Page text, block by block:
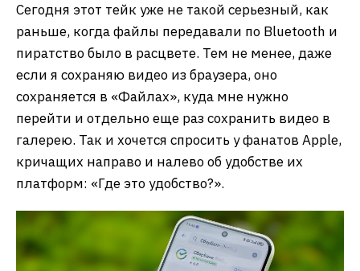
Сегодня этот тейк уже не такой серьезный, как
раньше, когда файлы передавали по Bluetooth и
пиратство было в расцвете. Тем не менее, даже
если я сохраняю видео из браузера, оно
сохраняется в «Файлах», куда мне нужно
перейти и отдельно еще раз сохранить видео в
галерею. Так и хочется спросить у фанатов Apple,
кричащих направо и налево об удобстве их
платформ: «Где это удобство?».